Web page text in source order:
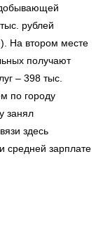
добывающей
рублей
На втором месте
получают
– 398 тыс.
по городу
занял
здесь
средней зарплате